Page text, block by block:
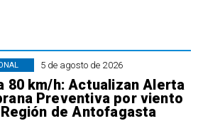
5 de agosto de 2026
80 km/h: Actualizan Alerta
Preventiva por viento
de Antofagasta